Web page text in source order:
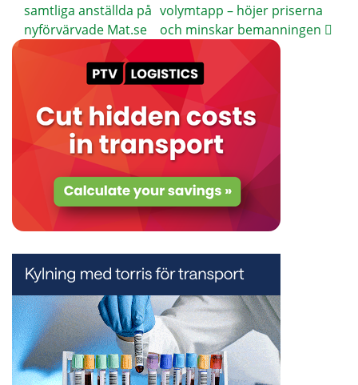
samtliga anställda på
nyförvärvade Mat.se
volymtapp – höjer priserna
och minskar bemanningen